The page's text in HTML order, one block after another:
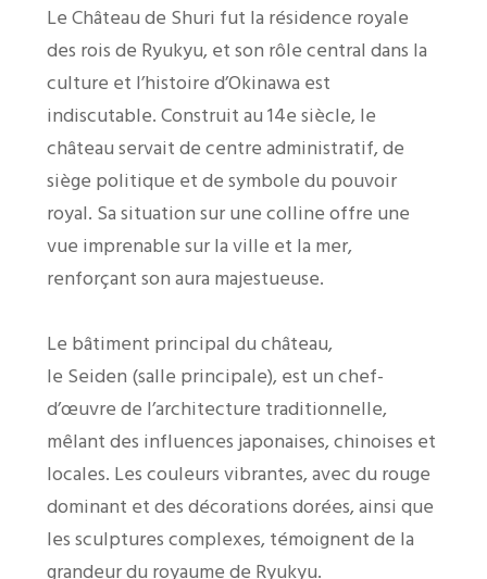
Le Château de Shuri fut la résidence royale
des rois de Ryukyu, et son rôle central dans la
culture et l’histoire d’Okinawa est
indiscutable. Construit au 14e siècle, le
château servait de centre administratif, de
siège politique et de symbole du pouvoir
royal. Sa situation sur une colline offre une
vue imprenable sur la ville et la mer,
renforçant son aura majestueuse.
Le bâtiment principal du château,
le Seiden (salle principale), est un chef-
d’œuvre de l’architecture traditionnelle,
mêlant des influences japonaises, chinoises et
locales. Les couleurs vibrantes, avec du rouge
dominant et des décorations dorées, ainsi que
les sculptures complexes, témoignent de la
grandeur du royaume de Ryukyu.